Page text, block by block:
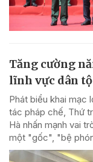
Tăng cường
lĩnh vực dân
Phát biểu khai mạc
tác pháp chế, Thứ
Hà nhấn mạnh vai
một "gốc", "bệ